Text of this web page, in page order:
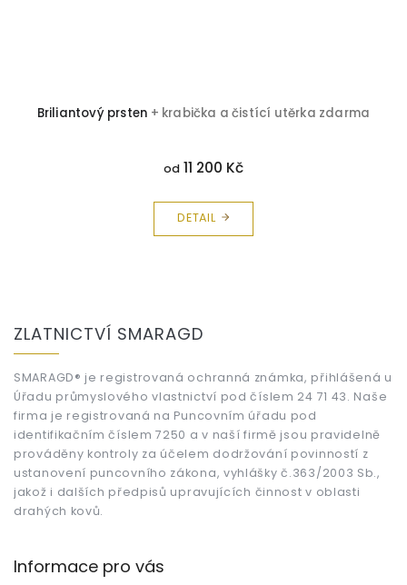
Briliantový prsten + krabička a čistící utěrka zdarma
od 11 200 Kč
DETAIL
ZLATNICTVÍ SMARAGD
SMARAGD® je registrovaná ochranná známka, přihlášená u
Úřadu průmyslového vlastnictví pod číslem 24 71 43. Naše
firma je registrovaná na Puncovním úřadu pod
identifikačním číslem 7250 a v naší firmě jsou pravidelně
prováděny kontroly za účelem dodržování povinností z
ustanovení puncovního zákona, vyhlášky č.363/2003 Sb.,
jakož i dalších předpisů upravujících činnost v oblasti
drahých kovů.
Informace pro vás